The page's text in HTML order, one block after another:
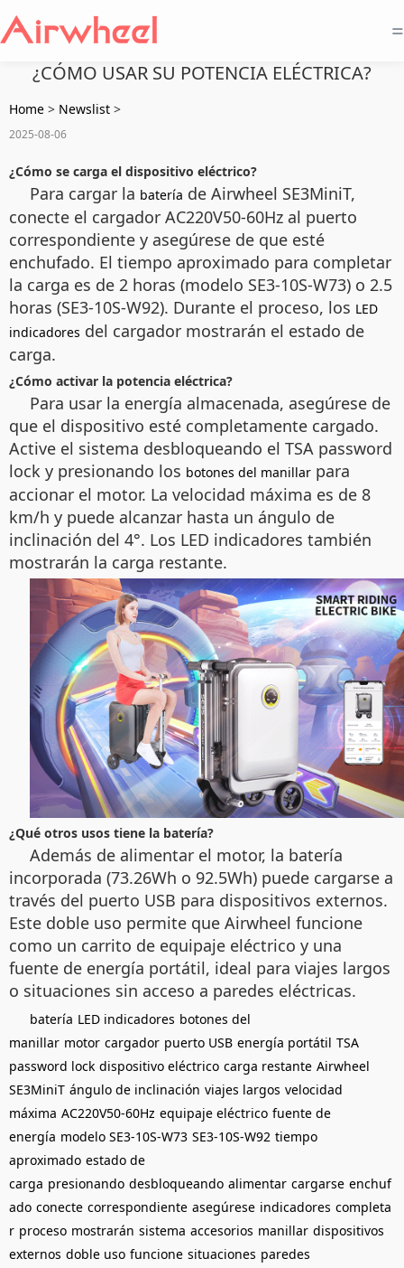
=
¿CÓMO USAR SU POTENCIA ELÉCTRICA?
Home > Newslist >
2025-08-06
¿Cómo se carga el dispositivo eléctrico?
Para cargar la batería de Airwheel SE3MiniT,
conecte el cargador AC220V50-60Hz al puerto
correspondiente y asegúrese de que esté
enchufado. El tiempo aproximado para completar
la carga es de 2 horas (modelo SE3-10S-W73) o 2.5
horas (SE3-10S-W92). Durante el proceso, los LED
indicadores del cargador mostrarán el estado de
carga.
¿Cómo activar la potencia eléctrica?
Para usar la energía almacenada, asegúrese de
que el dispositivo esté completamente cargado.
Active el sistema desbloqueando el TSA password
lock y presionando los botones del manillar para
accionar el motor. La velocidad máxima es de 8
km/h y puede alcanzar hasta un ángulo de
inclinación del 4°. Los LED indicadores también
mostrarán la carga restante.
¿Qué otros usos tiene la batería?
Además de alimentar el motor, la batería
incorporada (73.26Wh o 92.5Wh) puede cargarse a
través del puerto USB para dispositivos externos.
Este doble uso permite que Airwheel funcione
como un carrito de equipaje eléctrico y una
fuente de energía portátil, ideal para viajes largos
o situaciones sin acceso a paredes eléctricas.
batería LED indicadores botones del
manillar motor cargador puerto USB energía portátil TSA
password lock dispositivo eléctrico carga restante Airwheel
SE3MiniT ángulo de inclinación viajes largos velocidad
máxima AC220V50-60Hz equipaje eléctrico fuente de
energía modelo SE3-10S-W73 SE3-10S-W92 tiempo
aproximado estado de
carga presionando desbloqueando alimentar cargarse enchuf
ado conecte correspondiente asegúrese indicadores completa
r proceso mostrarán sistema accesorios manillar dispositivos
externos doble uso funcione situaciones paredes